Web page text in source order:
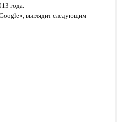
года.
выглядит следующим